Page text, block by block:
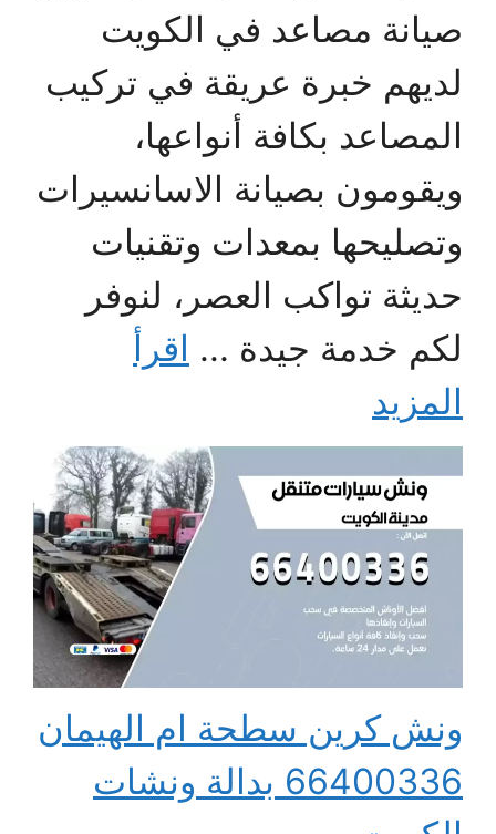
صيانة مصاعد في الكويت
لديهم خبرة عريقة في تركيب
المصاعد بكافة أنواعها،
ويقومون بصيانة الاسانسيرات
وتصليحها بمعدات وتقنيات
حديثة تواكب العصر، لنوفر
لكم خدمة جيدة ... اقرأ
المزيد
ونش كرين سطحة ام الهيمان
66400336 بدالة ونشات